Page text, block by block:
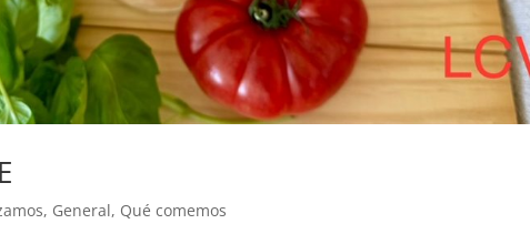
, General, Qué comemos